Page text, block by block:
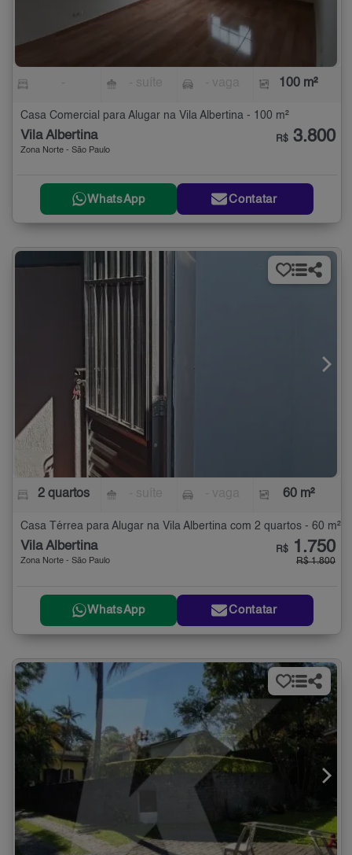
100 m²
Casa Comercial para Alugar na Vila Albertina - 100 m²
Vila Albertina
Zona Norte - São Paulo
R$ 3.800
WhatsApp Contatar
2 quartos 60 m²
Casa Térrea para Alugar na Vila Albertina com 2 quartos - 60 m²
Vila Albertina
Zona Norte - São Paulo
R$ 1.750
R$ 1.800
WhatsApp Contatar